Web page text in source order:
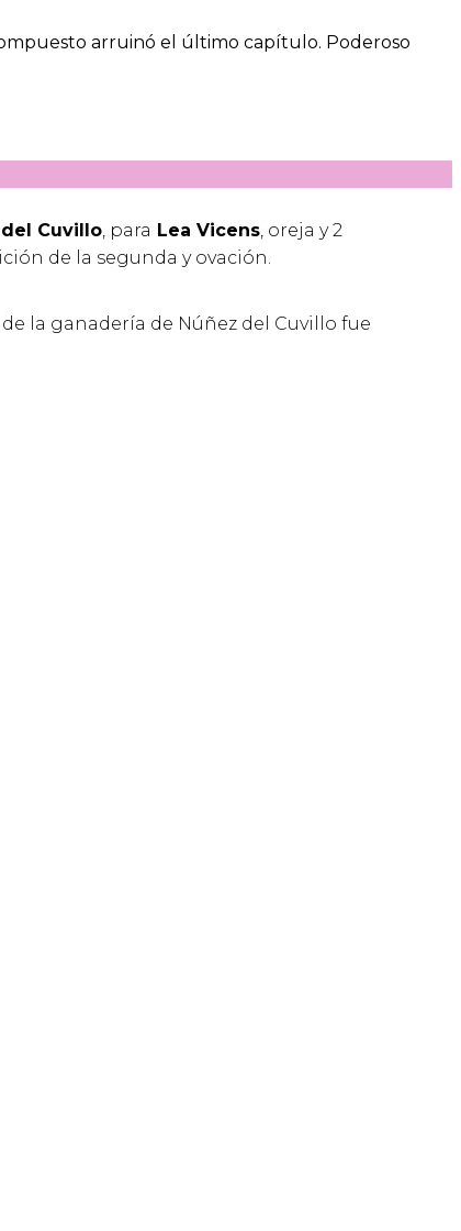
arruinó el último capítulo. Poderoso
Cuvillo , para Lea Vicens , oreja y 2
de la segunda y ovación.
la ganadería de Núñez del Cuvillo fue